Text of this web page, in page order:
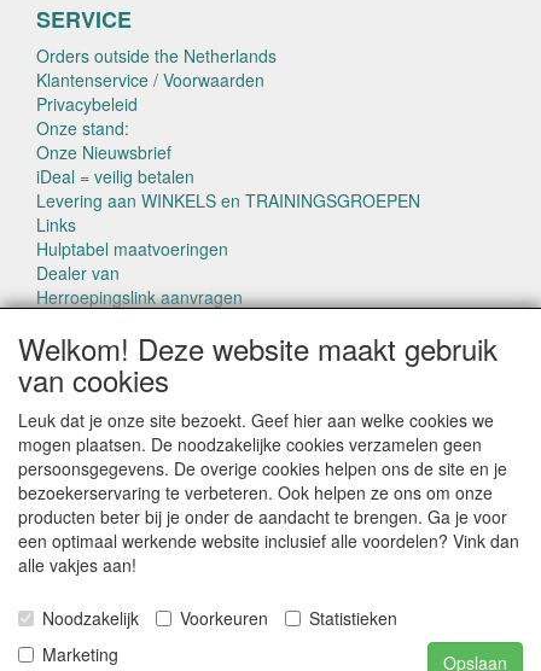
SERVICE
Orders outside the Netherlands
Klantenservice / Voorwaarden
Privacybeleid
Onze stand:
Onze Nieuwsbrief
iDeal = veilig betalen
Levering aan WINKELS en TRAININGSGROEPEN
Links
Hulptabel maatvoeringen
Dealer van
Herroepingslink aanvragen
CONTACTGEGEVENS
www.pettowel.nl
Laan van Swaensteijn 14
2271VB VOORBURG
Telefoon: 070 - 3820487
IBAN: NL42INGB0004 2012 07
Welkom! Deze website maakt gebruik
van cookies
Leuk dat je onze site bezoekt. Geef hier aan welke cookies we
mogen plaatsen. De noodzakelijke cookies verzamelen geen
persoonsgegevens. De overige cookies helpen ons de site en je
bezoekerservaring te verbeteren. Ook helpen ze ons om onze
producten beter bij je onder de aandacht te brengen. Ga je voor
een optimaal werkende website inclusief alle voordelen? Vink dan
alle vakjes aan!
Noodzakelijk Voorkeuren
Statistieken
Marketing
Opslaan